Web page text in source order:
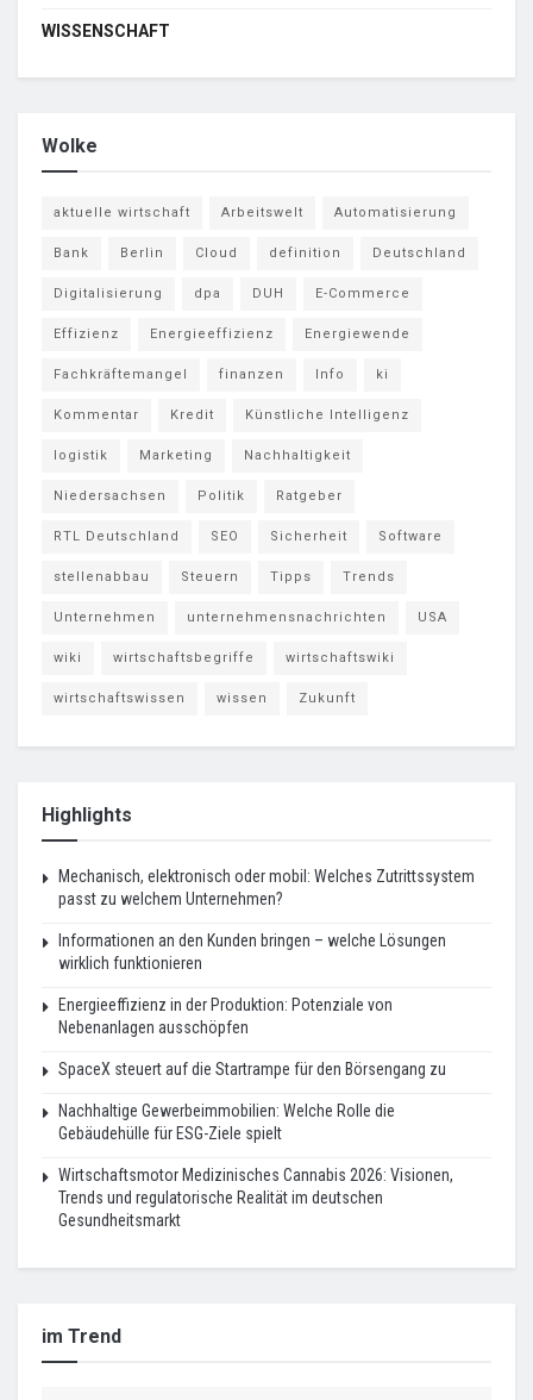
WISSENSCHAFT
Wolke
aktuelle wirtschaft Arbeitswelt Automatisierung
Bank Berlin Cloud definition Deutschland
Digitalisierung dpa DUH E-Commerce
Effizienz Energieeffizienz Energiewende
Fachkräftemangel finanzen Info ki
Kommentar Kredit Künstliche Intelligenz
logistik Marketing Nachhaltigkeit
Niedersachsen Politik Ratgeber
RTL Deutschland SEO Sicherheit Software
stellenabbau Steuern Tipps Trends
Unternehmen unternehmensnachrichten USA
wiki wirtschaftsbegriffe wirtschaftswiki
wirtschaftswissen wissen Zukunft
Highlights
Mechanisch, elektronisch oder mobil: Welches Zutrittssystem
passt zu welchem Unternehmen?
Informationen an den Kunden bringen – welche Lösungen
wirklich funktionieren
Energieeffizienz in der Produktion: Potenziale von
Nebenanlagen ausschöpfen
SpaceX steuert auf die Startrampe für den Börsengang zu
Nachhaltige Gewerbeimmobilien: Welche Rolle die
Gebäudehülle für ESG-Ziele spielt
Wirtschaftsmotor Medizinisches Cannabis 2026: Visionen,
Trends und regulatorische Realität im deutschen
Gesundheitsmarkt
im Trend